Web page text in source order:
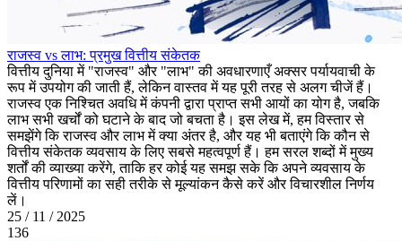
राजस्व vs लाभ: प्रमुख वित्तीय संकेतक
वित्तीय दुनिया में "राजस्व" और "लाभ" की अवधारणाएँ अक्सर पर्यायवाची के
रूप में उपयोग की जाती हैं, लेकिन वास्तव में यह पूरी तरह से अलग चीजें हैं।
राजस्व एक निश्चित अवधि में कंपनी द्वारा प्राप्त सभी आयों का योग है, जबकि
लाभ सभी खर्चों को घटाने के बाद जो बचता है। इस लेख में, हम विस्तार से
समझेंगे कि राजस्व और लाभ में क्या अंतर है, और यह भी बताएंगे कि कौन से
वित्तीय संकेतक व्यवसाय के लिए सबसे महत्वपूर्ण हैं। हम सरल शब्दों में मुख्य
शर्तों की व्याख्या करेंगे, ताकि हर कोई यह समझ सके कि अपने व्यवसाय के
वित्तीय परिणामों का सही तरीके से मूल्यांकन कैसे करें और विचारशील निर्णय
लें।
25 / 11 / 2025
136